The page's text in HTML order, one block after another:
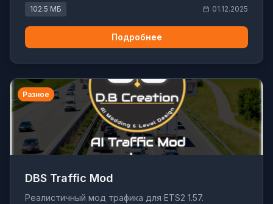
102.5 МБ 01.12.2025
Подробнее
Разное
DBS Traffic Mod
Реалистичный мод трафика для ETS2 1.57.